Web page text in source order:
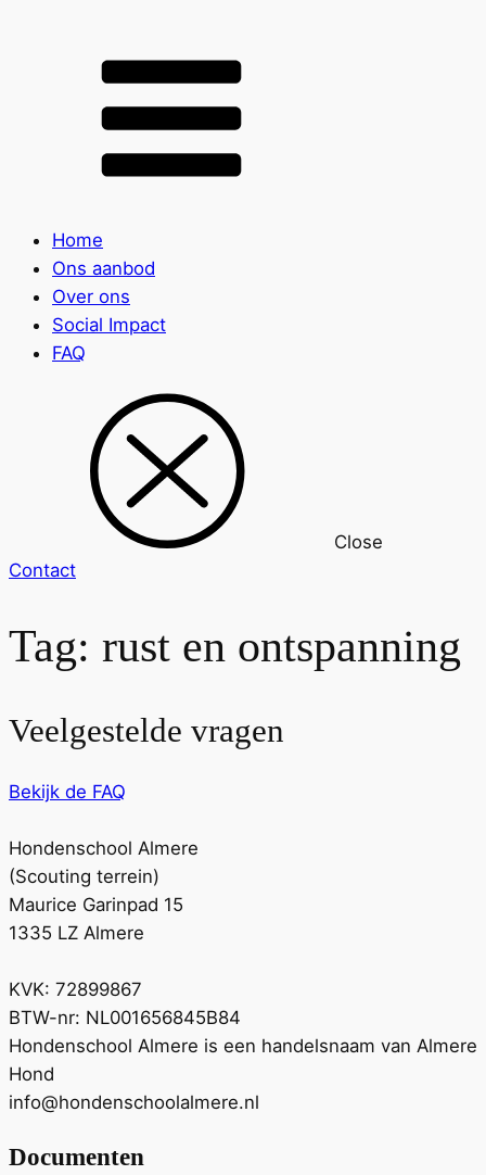
Home
Ons aanbod
Over ons
Social Impact
FAQ
Close
Contact
Tag: rust en ontspanning
Veelgestelde vragen
Bekijk de FAQ
Hondenschool Almere
(Scouting terrein)
Maurice Garinpad 15
1335 LZ Almere
KVK: 72899867
BTW-nr: NL001656845B84
Hondenschool Almere is een handelsnaam van Almere
Hond
info@hondenschoolalmere.nl
Documenten